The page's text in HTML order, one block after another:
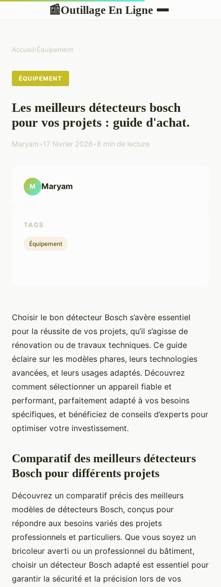
📰Outillage En Ligne
Accueil›Équipement
ÉQUIPEMENT
Les meilleurs détecteurs bosch
pour vos projets : guide d'achat.
Maryam•17 février 2026•8 min de lecture
Choisir le bon détecteur Bosch s’avère essentiel
pour la réussite de vos projets, qu’il s’agisse de
rénovation ou de travaux techniques. Ce guide
éclaire sur les modèles phares, leurs technologies
avancées, et leurs usages adaptés. Découvrez
comment sélectionner un appareil fiable et
performant, parfaitement adapté à vos besoins
spécifiques, et bénéficiez de conseils d’experts pour
optimiser votre investissement.
Comparatif des meilleurs détecteurs
Bosch pour différents projets
Découvrez un comparatif précis des meilleurs
modèles de détecteurs Bosch, conçus pour
répondre aux besoins variés des projets
professionnels et particuliers. Que vous soyez un
bricoleur averti ou un professionnel du bâtiment,
choisir un détecteur Bosch adapté est essentiel pour
garantir la sécurité et la précision lors de vos
M Maryam
TAGS
Équipement